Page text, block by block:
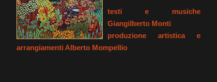
testi e musiche
Giangilberto Monti
produzione artistica e
arrangiamenti Alberto Mompellio